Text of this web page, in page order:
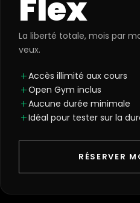
Flex
La liberté totale, mois par
veux.
Accès illimité aux cours
Open Gym inclus
Aucune durée minimale
Idéal pour tester sur la
RÉSERVER